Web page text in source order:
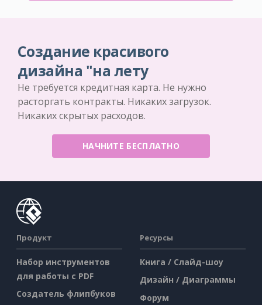
Создание красивого
дизайна "на лету
Не требуется кредитная карта. Не нужно
расторгать контракты. Никаких загрузок.
Никаких скрытых расходов.
НАЧНИТЕ БЕСПЛАТНО
Продукт
Набор инструментов
для работы с PDF
Создатель флипбуков
Ресурсы
Книга / Слайд-шоу
Дизайн / Диаграммы
Форум